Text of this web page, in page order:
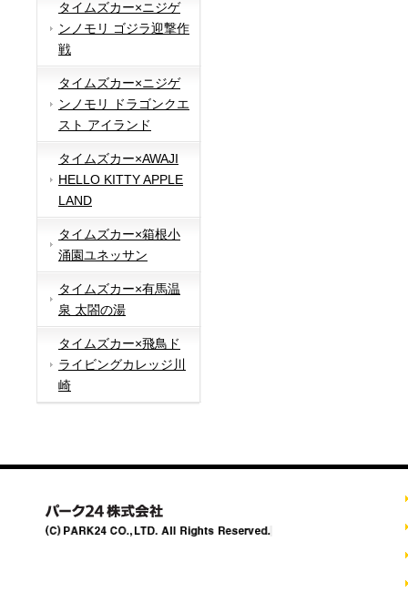
タイムズカー×ニジゲ
ンノモリ ゴジラ迎撃作
戦
タイムズカー×ニジゲ
ンノモリ ドラゴンクエ
スト アイランド
タイムズカー×AWAJI
HELLO KITTY APPLE
LAND
タイムズカー×箱根小
涌園ユネッサン
タイムズカー×有馬温
泉 太閤の湯
タイムズカー×飛鳥ド
ライビングカレッジ川
崎